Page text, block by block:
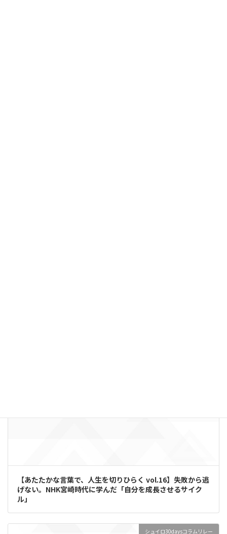
【あたたかな言葉で、人生を切りひらく vol.16】失敗から逃
げない。NHK宮崎時代に学んだ「自分を成長させるサイク
ル」
シュイロ30daysコラムリレー